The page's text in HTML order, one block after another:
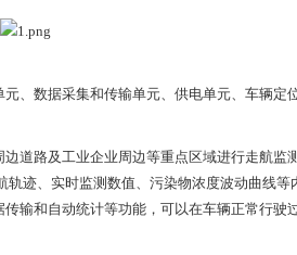
、数据采集和传输单元、供电单元、车辆定
道路及工业企业周边等重点区域进行走航监
迹、实时监测数值、污染物浓度波动曲线
输和自动统计等功能，可以在车辆正常行驶